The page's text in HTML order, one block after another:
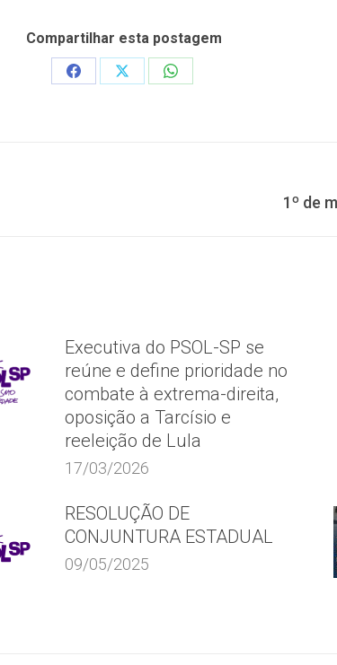
Compartilhar esta postagem
Share
Share
Share
1º de
Executiva do PSOL-SP se
reúne e define prioridade no
combate à extrema-direita,
oposição a Tarcísio e
reeleição de Lula
17/03/2026
RESOLUÇÃO DE
CONJUNTURA ESTADUAL
09/05/2025